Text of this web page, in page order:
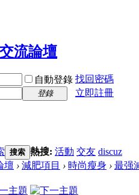
自動登錄 找回密碼
登錄
立即註冊
搜索 熱搜: 活動 交友 discuz
壇 › 減肥項目 › 時尚瘦身 › 最强